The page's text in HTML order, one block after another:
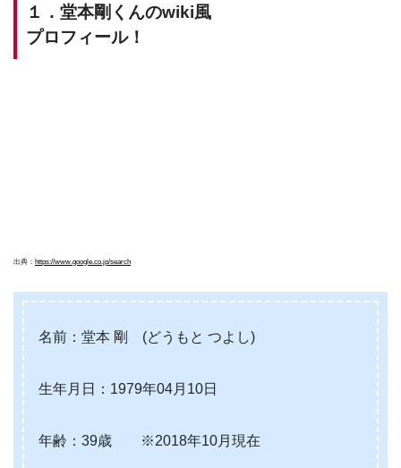
１．堂本剛くんのwiki風
プロフィール！
出典： https://www.google.co.jp/search
名前：堂本 剛 (どうもと つよし)
生年月日：1979年04月10日
年齢：39歳 ※2018年10月現在